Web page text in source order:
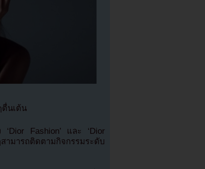
ตื่นเต้น
Fashion’ และ ‘Dior
ามารถติดตามกิจกรรมระดับ